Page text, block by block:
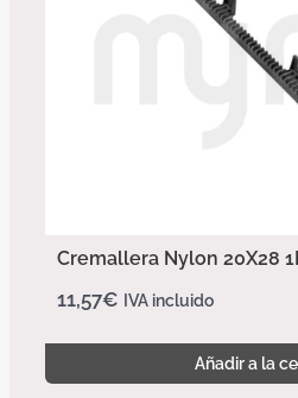
Cremallera Nylon 20X28
11,57€ IVA incluido
Añadir a la